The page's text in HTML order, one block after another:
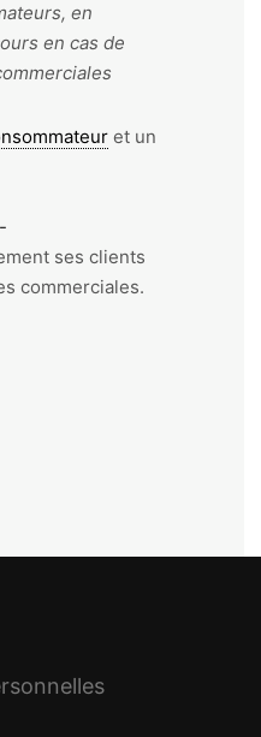
en
en cas de
et un
ses clients
commerciales.